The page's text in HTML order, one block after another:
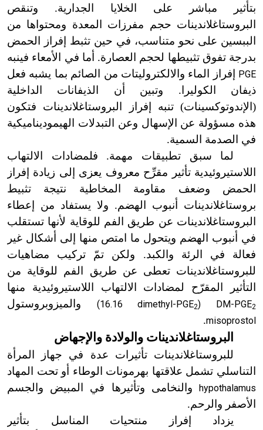
بتأثير مباشر على الخلايا الجدارية. وتنقص
البروستاغلاندينات حجم مفرزات المعدة ومحتواها من
الببسين على نحو متناسب، في حين تثبط إفراز الحمض
بدرجة تفوق تثبيطها لحجم العصارة. أما في الأمعاء فينبه
PGE
إفراز الماء والالكتروليتات من الصائم بما يشبه فعل
ذيفان الكوليرا. وتبين أن الذيفانات الداخلية
(الإندوتوكسينات) تنبه إفراز البروستاغلاندينات فتكون
هذه مسؤولة عن الإسهال وعن التبدلات الهيموديناميكية
في الصدمة السمية.
لما سبق تطبيقات مهمة. فلمضادات الالتهاب
اللاستيروئيدية تأثير مقرِّح معروف يعزى إلى زيادة إفراز
الحمض وضعف مقاومة المخاطية نتيجة تثبيط
بروستاغلاندينات أنبوب الهضم. ولا يستفاد من إعطاء
البروستاغلاندينات عن طريق الفم للوقاية لأنها تستقلب
في أنبوب الهضم ويتحول ما امتص منها إلى أشكال غير
فعالة في الرئة والكبد. ولكن تمّ تركيب مضاهيات
للبروستاغلاندينات تعطى عن طريق الفم للوقاية من
التأثير المقرّح لمضادات الالتهاب اللاستيروئيدية منها
(16.16 dimethyl-PGE2) DM-PGE2 والميزوبروستول
misoprostol
.
البروستاغلاندينات والولادة والإجهاض
للبروستاغلاندينات تأثيرات عدة في جهاز المرأة
التناسلي تشمل علاقتها بهرمونات الوطاء أو تحت المهاد
hypothalamus
والنخامى وتأثيرها في المبيض والجسم
الأصفر والرحم.
يزداد إفراز منتحيات المناسل بتأثير